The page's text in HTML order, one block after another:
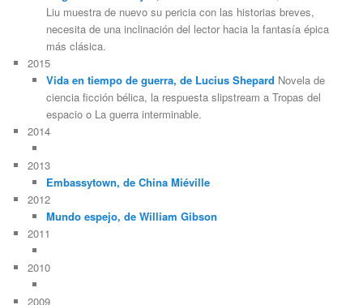
Liu muestra de nuevo su pericia con las historias breves,
necesita de una inclinación del lector hacia la fantasía épica
más clásica.
2015
Vida en tiempo de guerra, de Lucius Shepard Novela de
ciencia ficción bélica, la respuesta slipstream a Tropas del
espacio o La guerra interminable.
2014
2013
Embassytown, de China Miéville
2012
Mundo espejo, de William Gibson
2011
2010
2009